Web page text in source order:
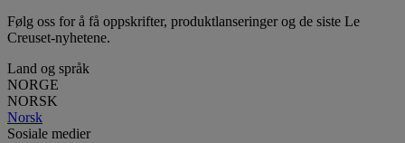
Følg oss for å få oppskrifter, produktlanseringer og de siste Le
Creuset-nyhetene.
Land og språk
NORGE
NORSK
Norsk
Sosiale medier